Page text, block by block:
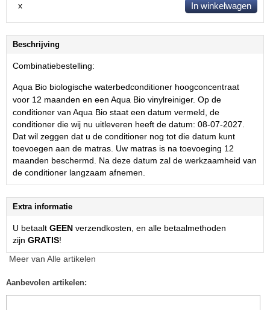
x
In winkelwagen
Beschrijving
Combinatiebestelling:
Aqua Bio biologische waterbedconditioner hoogconcentraat
voor 12 maanden en een Aqua Bio vinylreiniger. Op de
conditioner van Aqua Bio staat een datum vermeld, de
conditioner die wij nu uitleveren heeft de datum: 08-07-2027.
Dat wil zeggen dat u de conditioner nog tot die datum kunt
toevoegen aan de matras. Uw matras is na toevoeging 12
maanden beschermd. Na deze datum zal de werkzaamheid van
de conditioner langzaam afnemen.
Extra informatie
U betaalt GEEN verzendkosten, en alle betaalmethoden
zijn GRATIS!
Meer van Alle artikelen
Aanbevolen artikelen: